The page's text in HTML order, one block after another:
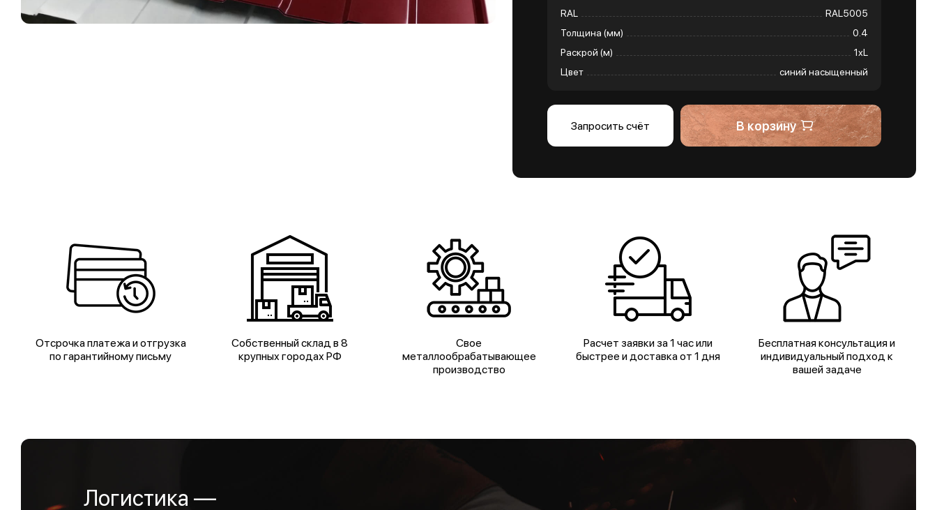
RAL
RAL5005
Толщина (мм)
0.4
Раскрой (м)
1хL
Цвет
синий насыщенный
Запросить счёт В корзину
Отсрочка платежа и отгрузка
по гарантийному письму
Собственный склад в 8
крупных городах РФ
Свое
металлообрабатывающее
производство
Расчет заявки за 1 час или
быстрее и доставка от 1 дня
Бесплатная консультация и
индивидуальный подход к
вашей задаче
Логистика —